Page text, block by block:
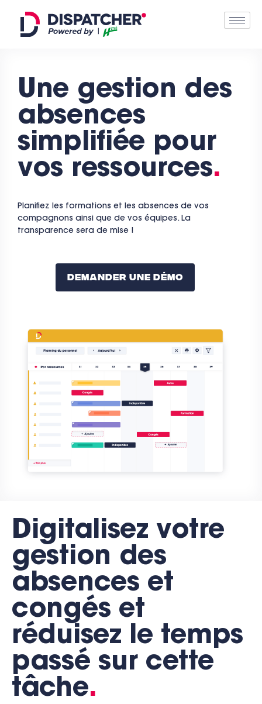
Une gestion des
absences
simplifiée pour
vos ressources.
Planifiez les formations et les absences de vos
compagnons ainsi que de vos équipes. La
transparence sera de mise !
Demander Une Démo
Digitalisez votre
gestion des
absences et
congés et
réduisez le temps
passé sur cette
tâche.